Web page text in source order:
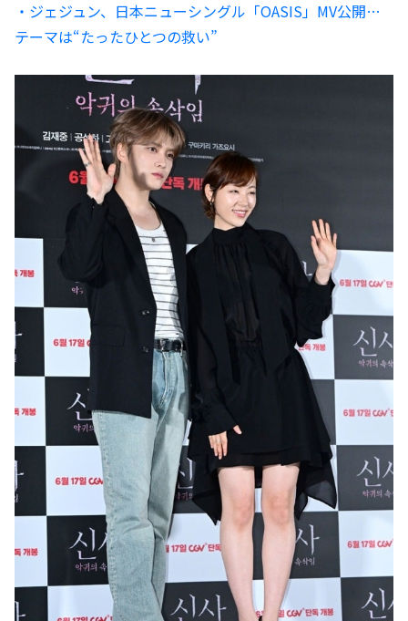
・ジェジュン、日本ニューシングル「OASIS」MV公開…
テーマは“たったひとつの救い”